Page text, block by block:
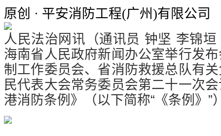
原创 · 平安消防工程(广州)有限公司
人民法治网讯（通讯员 钟坚 李锦
海南省人民政府新闻办公室举行发
制工作委员会、省消防救援总队有
民代表大会常务委员会第二十一次
港消防条例》（以下简称“《条例》”